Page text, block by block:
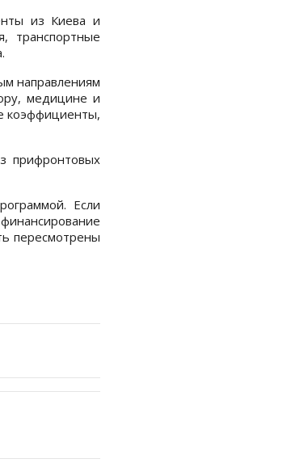
из Киева и
транспортные
направлениям
медицине и
коэффициенты,
прифронтовых
Если
пересмотрены